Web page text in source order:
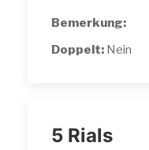
Bemerkung:
Doppelt: Nein
5 Rials